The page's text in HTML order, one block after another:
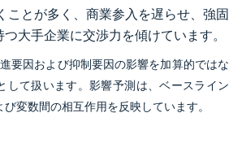
ことが多く、商業参入を遅らせ、強固
大手企業に交渉力を傾けています。
要因および抑制要因の影響を加算的ではな
して扱います。影響予測は、ベースライン
変数間の相互作用を反映しています。